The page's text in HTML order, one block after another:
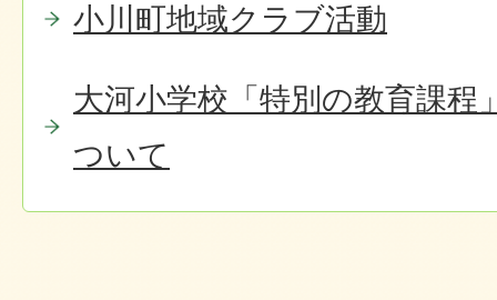
小川町地域クラブ活動
大河小学校「特別の教育課程
ついて